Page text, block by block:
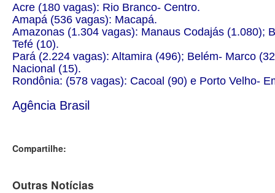
Acre (180 vagas): Rio Branco- Centro.
Amapá (536 vagas): Macapá.
Amazonas (1.304 vagas): Manaus Codajás (1.080);
Tefé (10).
Pará (2.224 vagas): Altamira (496); Belém- Marco
Nacional (15).
Rondônia: (578 vagas): Cacoal (90) e Porto Velho-
Agência Brasil
Compartilhe:
Outras Notícias